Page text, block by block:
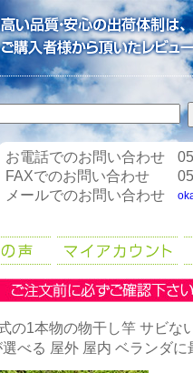
お電話でのお問い合わせ
FAXでのお問い合わせ
メールでのお問い合わせ
の1本物の物干し竿 サビな
べる 屋外 屋内 ベランダに